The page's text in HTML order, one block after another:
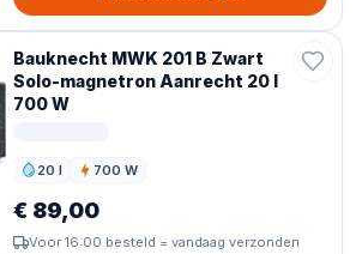
Bauknecht MWK 201 B Zwart
Solo-magnetron Aanrecht 20 l
700 W
20 l
Inhoud 700 W
Vermogen
€ 89,00
Voor 16:00 besteld = vandaag verzonden